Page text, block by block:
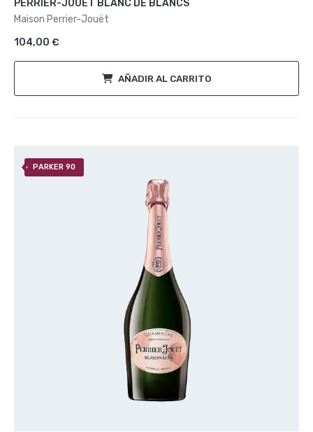
PERRIER-JOUËT BLANC DE BLANCS
Maison Perrier-Jouët
104,00 €
AÑADIR AL CARRITO
PARKER 90